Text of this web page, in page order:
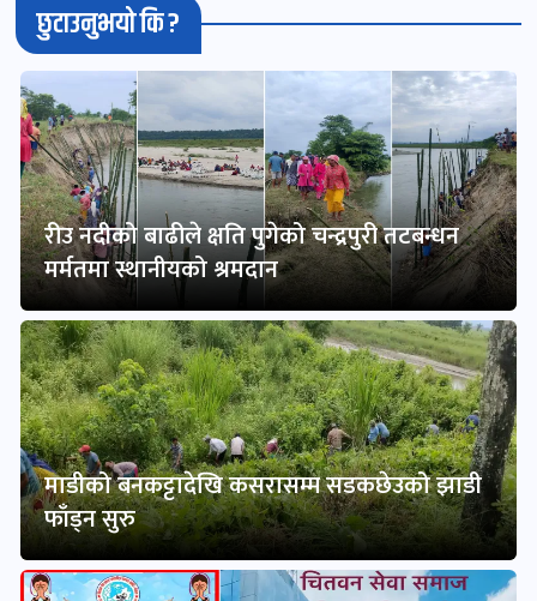
छुटाउनुभयो कि ?
रीउ नदीको बाढीले क्षति पुगेको चन्द्रपुरी तटबन्धन
मर्मतमा स्थानीयको श्रमदान
माडीको बनकट्टादेखि कसरासम्म सडकछेउको झाडी
फाँड्न सुरु